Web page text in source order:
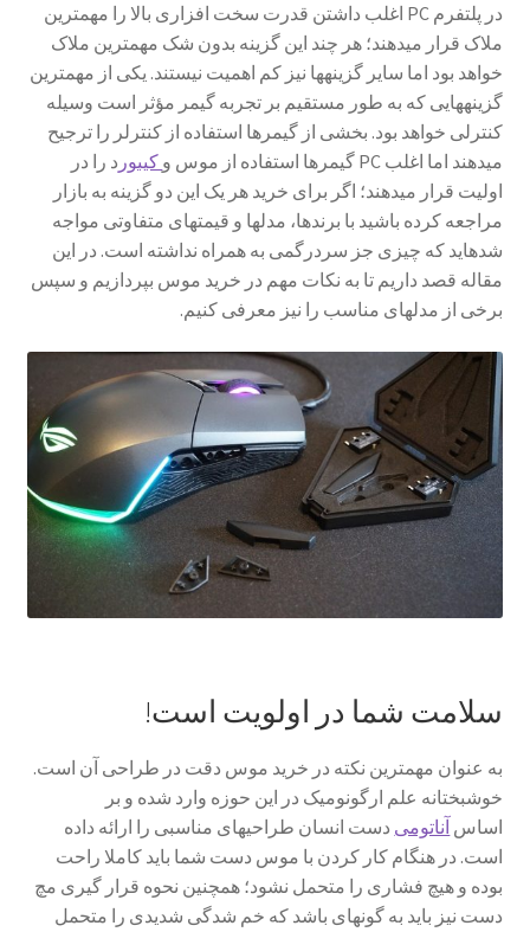
سبد خرید
سنجش
صورتحساب
علاقمندی ها
فروشگاه
مقایسه ها
در پلتفرم PC اغلب داشتن قدرت سخت ­افزاری بالا را مهم­ترین
ملاک قرار می­دهند؛ هر چند این گزینه بدون شک مهم­ترین ملاک
خواهد بود اما سایر گزینه­ها نیز کم اهمیت نیستند. یکی از مهم­ترین
گزینه­هایی که به طور مستقیم بر تجربه گیمر مؤثر است وسیله
کنترلی خواهد بود. بخشی از گیمرها استفاده از کنترلر را ترجیح
می­دهند اما اغلب PC گیمرها استفاده از موس و
کیبور د را در
اولیت قرار می­دهند؛ اگر برای خرید هر یک این دو گزینه به بازار
مراجعه کرده باشید با برندها، مدل­ها و قیمت­های متفاوتی مواجه
شده­اید که چیزی جز سردرگمی به همراه نداشته است. در این
مقاله قصد داریم تا به نکات مهم در خرید موس بپردازیم و سپس
برخی از مدل­های مناسب را نیز معرفی کنیم.
سلامت شما در اولویت است!
به عنوان مهم­ترین نکته در خرید موس دقت در طراحی آن است.
خوشبختانه علم ارگونومیک در این حوزه وارد شده و بر
اساس آناتومی دست انسان طراحی­های مناسبی را ارائه داده
است. در هنگام کار کردن با موس دست شما باید کاملا راحت
بوده و هیچ فشاری را متحمل نشود؛ همچنین نحوه قرار گیری مچ
دست نیز باید به گونه­ای باشد که خم شدگی شدیدی را متحمل